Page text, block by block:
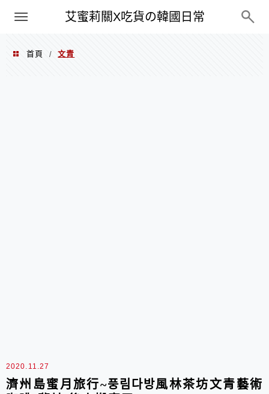
艾蜜莉關X吃貨の韓國日常
PXN
首頁 / 文青
2020.11.27
濟州島蜜月旅行~풍림다방風林茶坊文青藝術